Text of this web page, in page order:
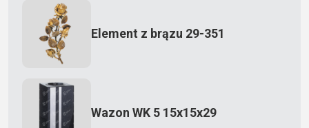
Element z brązu 29-351
Wazon WK 5 15x15x29